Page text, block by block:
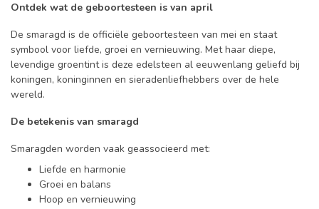
Ontdek wat de geboortesteen is van april
De smaragd is de officiële geboortesteen van mei en staat
symbool voor liefde, groei en vernieuwing. Met haar diepe,
levendige groentint is deze edelsteen al eeuwenlang geliefd bij
koningen, koninginnen en sieradenliefhebbers over de hele
wereld.
De betekenis van smaragd
Smaragden worden vaak geassocieerd met:
Liefde en harmonie
Groei en balans
Hoop en vernieuwing